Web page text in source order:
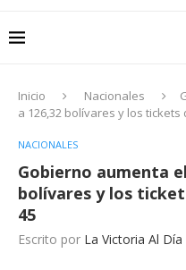
Inicio Nacionales
a 126,32 bolívares y los tickets
NACIONALES
Gobierno aumenta
bolívares y los
45
Escrito por La Victoria Al Día